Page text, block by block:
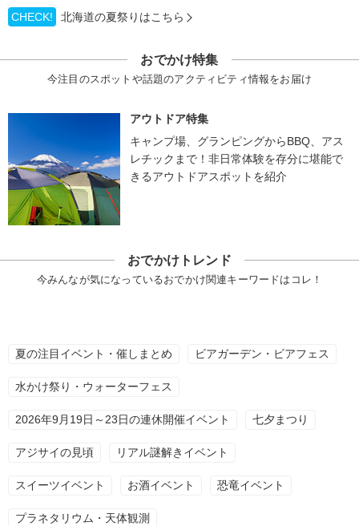
CHECK! 北海道の夏祭りはこちら
おでかけ特集
今注目のスポットや話題のアクティビティ情報をお届け
アウトドア特集
キャンプ場、グランピングからBBQ、アス
レチックまで！非日常体験を存分に堪能で
きるアウトドアスポットを紹介
おでかけトレンド
今みんなが気になっているおでかけ関連キーワードはコレ！
夏の注目イベント・催しまとめ ビアガーデン・ビアフェス
水かけ祭り・ウォーターフェス
2026年9月19日～23日の連休開催イベント 七夕まつり
アジサイの見頃 リアル謎解きイベント
スイーツイベント お酒イベント 恐竜イベント
プラネタリウム・天体観測